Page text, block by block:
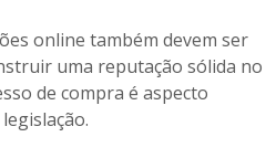
online também devem ser
uma reputação sólida no
de compra é aspecto